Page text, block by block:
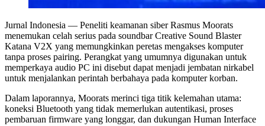
Jurnal Indonesia — Peneliti keamanan siber Rasmus Moorats
menemukan celah serius pada soundbar Creative Sound Blaster
Katana V2X yang memungkinkan peretas mengakses komputer
tanpa proses pairing. Perangkat yang umumnya digunakan untuk
memperkaya audio PC ini disebut dapat menjadi jembatan nirkabel
untuk menjalankan perintah berbahaya pada komputer korban.
Dalam laporannya, Moorats merinci tiga titik kelemahan utama:
koneksi Bluetooth yang tidak memerlukan autentikasi, proses
pembaruan firmware yang longgar, dan dukungan Human Interface